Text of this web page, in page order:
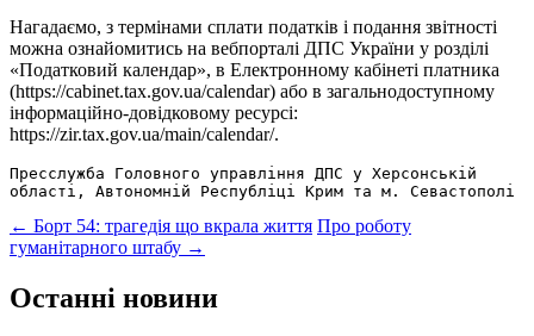
Нагадаємо, з термінами сплати податків і подання звітності
можна ознайомитись на вебпорталі ДПС України у розділі
«Податковий календар», в Електронному кабінеті платника
(https://cabinet.tax.gov.ua/calendar) або в загальнодоступному
інформаційно-довідковому ресурсі:
https://zir.tax.gov.ua/main/calendar/.
Пресслужба Головного управління ДПС у Херсонській
області, Автономній Республіці Крим та м. Севастополі
Post
navigation
← Борт 54: трагедія що вкрала життя Про роботу
гуманітарного штабу →
Останні новини